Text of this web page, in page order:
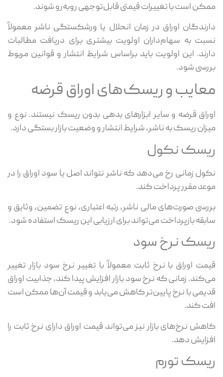
ممکن است با تغییرات قیمتی قابل‌توجهی روبه‌رو شوند.
دارندگان اوراق در زمان انحلال یا ورشکستگی ناشر معمولاً
نسبت به سهام‌داران اولویت بیشتری برای دریافت مطالبات
دارند. این اولویت باید براساس شرایط انتشار و قوانین مربوط
بررسی شود.
معایب و ریسک‌های اوراق قرضه
اوراق قرضه و سایر ابزارهای بدهی بدون ریسک نیستند. نوع و
میزان ریسک به ناشر، شرایط انتشار و وضعیت بازار بستگی دارد.
ریسک نکول
نکول زمانی رخ می‌دهد که ناشر نتواند اصل یا سود اوراق را در
موعد مقرر پرداخت کند.
بررسی صورت‌های مالی ناشر، رتبه اعتباری، نوع تضمین، وثایق و
سابقه بازپرداخت می‌تواند برای ارزیابی این ریسک استفاده شود.
ریسک نرخ سود
قیمت اوراق با نرخ ثابت معمولاً با تغییر نرخ سود بازار تغییر
می‌کند. زمانی که نرخ سود بازار افزایش پیدا کند، جذابیت اوراق
قدیمی با نرخ پایین‌تر کاهش می‌یابد و قیمت آن‌ها ممکن است
افت کند.
کاهش نرخ‌های بازار نیز می‌تواند قیمت اوراق دارای نرخ ثابت را
افزایش دهد.
ریسک تورم